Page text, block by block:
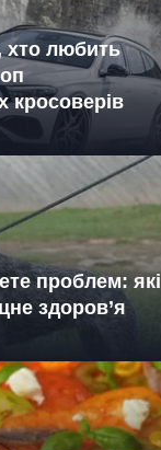
хто любить
кросоверів
проблем: які
здоров’я